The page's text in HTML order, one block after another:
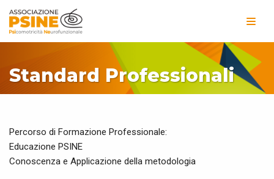
Vai
al
contenuto
Standard Professionali
Percorso di Formazione Professionale:
Educazione PSINE
Conoscenza e Applicazione della metodologia